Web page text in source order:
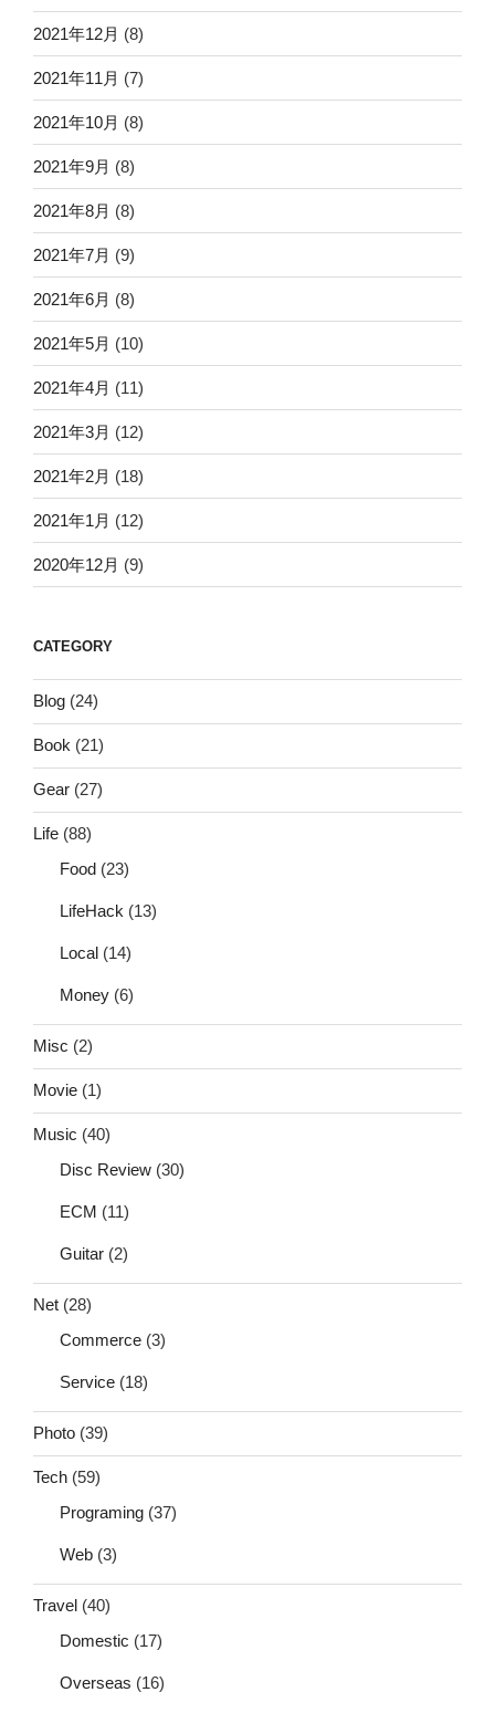
2021年12月 (8)
2021年11月 (7)
2021年10月 (8)
2021年9月 (8)
2021年8月 (8)
2021年7月 (9)
2021年6月 (8)
2021年5月 (10)
2021年4月 (11)
2021年3月 (12)
2021年2月 (18)
2021年1月 (12)
2020年12月 (9)
CATEGORY
Blog (24)
Book (21)
Gear (27)
Life (88)
Food (23)
LifeHack (13)
Local (14)
Money (6)
Misc (2)
Movie (1)
Music (40)
Disc Review (30)
ECM (11)
Guitar (2)
Net (28)
Commerce (3)
Service (18)
Photo (39)
Tech (59)
Programing (37)
Web (3)
Travel (40)
Domestic (17)
Overseas (16)